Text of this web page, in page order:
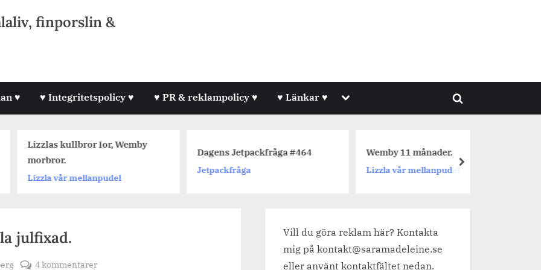
finporslin &
♥ ♥ Integritetspolicy ♥ ♥ PR & reklampolicy ♥ ♥ Länkar ♥ Toggle
menu
Toggle
kullbror Ior, Wemby
vår mellanpudel
Dagens Jetpackfråga #464
Jetpackfråga
Wemby 11 månader.
Lizzla vår mellanpudel next
julfixad.
4 kommentarertill
Vill du göra reklam här? Kontakta
mig på kontakt@saramadeleine.se
eller använt kontaktfältet nedan.